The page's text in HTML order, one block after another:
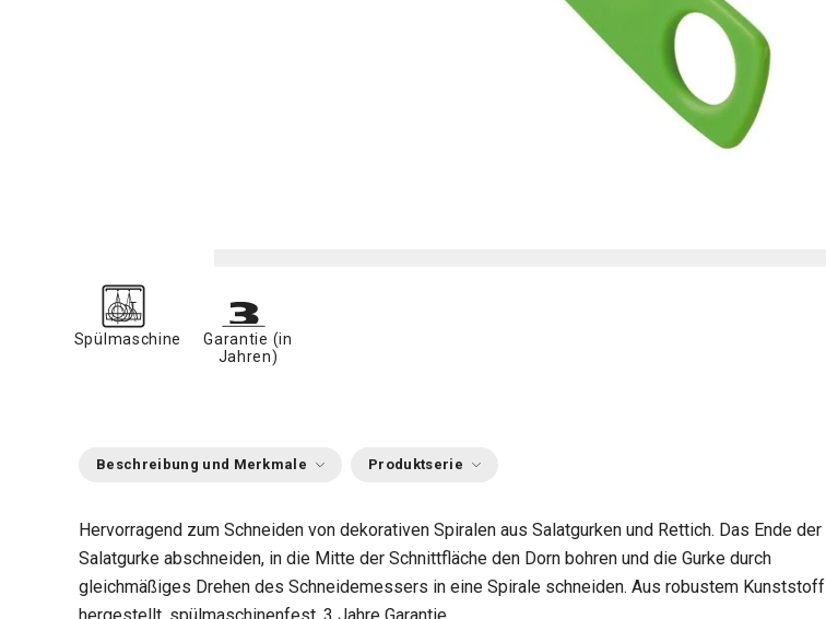
Spülmaschine
Garantie (in
Jahren)
Beschreibung und Merkmale Produktserie
Hervorragend zum Schneiden von dekorativen Spiralen aus Salatgurken und Rettich. Das Ende der
Salatgurke abschneiden, in die Mitte der Schnittfläche den Dorn bohren und die Gurke durch
gleichmäßiges Drehen des Schneidemessers in eine Spirale schneiden. Aus robustem Kunststoff